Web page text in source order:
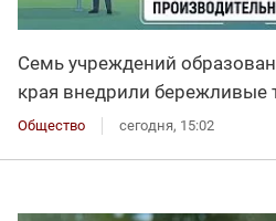
Семь учреждений
края внедрили бережливые
Общество сегодня, 15:02